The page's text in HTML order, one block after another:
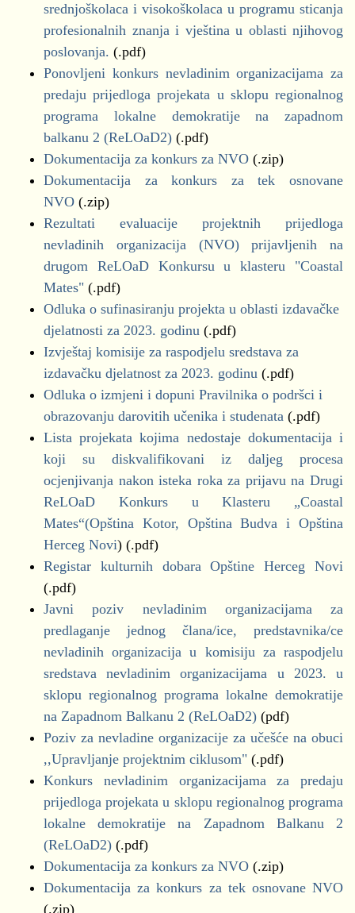
srednjoškolaca i visokoškolaca u programu sticanja
profesionalnih znanja i vještina u oblasti njihovog
poslovanja. (.pdf)
Ponovljeni konkurs nevladinim organizacijama za
predaju prijedloga projekata u sklopu regionalnog
programa lokalne demokratije na zapadnom
balkanu 2 (ReLOaD2) (.pdf)
Dokumentacija za konkurs za NVO (.zip)
Dokumentacija za konkurs za tek osnovane
NVO (.zip)
Rezultati evaluacije projektnih prijedloga
nevladinih organizacija (NVO) prijavljenih na
drugom ReLOaD Konkursu u klasteru "Coastal
Mates" (.pdf)
Odluka o sufinasiranju projekta u oblasti izdavačke
djelatnosti za 2023. godinu (.pdf)
Izvještaj komisije za raspodjelu sredstava za
izdavačku djelatnost za 2023. godinu (.pdf)
Odluka o izmjeni i dopuni Pravilnika o podršci i
obrazovanju darovitih učenika i studenata (.pdf)
Lista projekata kojima nedostaje dokumentacija i
koji su diskvalifikovani iz daljeg procesa
ocjenjivanja nakon isteka roka za prijavu na Drugi
ReLOaD Konkurs u Klasteru „Coastal
Mates“(Opština Kotor, Opština Budva i Opština
Herceg Novi) (.pdf)
Registar kulturnih dobara Opštine Herceg Novi
(.pdf)
Javni poziv nevladinim organizacijama za
predlaganje jednog člana/ice, predstavnika/ce
nevladinih organizacija u komisiju za raspodjelu
sredstava nevladinim organizacijama u 2023. u
sklopu regionalnog programa lokalne demokratije
na Zapadnom Balkanu 2 (ReLOaD2) (pdf)
Poziv za nevladine organizacije za učešće na obuci
,,Upravljanje projektnim ciklusom" (.pdf)
Konkurs nevladinim organizacijama za predaju
prijedloga projekata u sklopu regionalnog programa
lokalne demokratije na Zapadnom Balkanu 2
(ReLOaD2) (.pdf)
Dokumentacija za konkurs za NVO (.zip)
Dokumentacija za konkurs za tek osnovane NVO
(.zip)